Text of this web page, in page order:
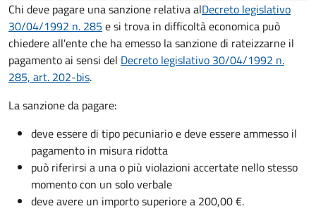
Chi deve pagare una sanzione relativa alDecreto legislativo
30/04/1992 n. 285 e si trova in difficoltà economica può
chiedere all'ente che ha emesso la sanzione di rateizzarne il
pagamento ai sensi del Decreto legislativo 30/04/1992 n.
285, art. 202-bis.
La sanzione da pagare:
deve essere di tipo pecuniario e deve essere ammesso il
pagamento in misura ridotta
può riferirsi a una o più violazioni accertate nello stesso
momento con un solo verbale
deve avere un importo superiore a 200,00 €.